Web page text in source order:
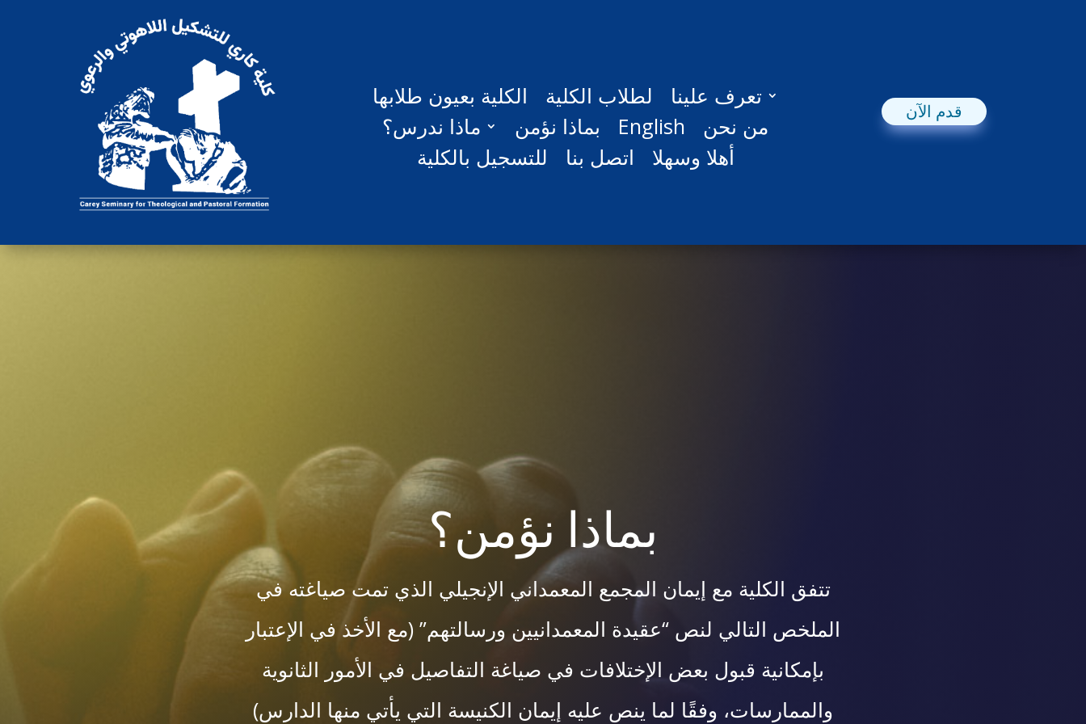
الكلية بعيون طلابها لطلاب الكلية
تعرف علينا
ماذا ندرس؟
بماذا نؤمن English
من نحن
للتسجيل بالكلية
اتصل بنا أهلا وسهلا
قدم الآن
بماذا نؤمن؟
تتفق الكلية مع إيمان المجمع المعمداني الإنجيلي الذي تمت صياغته في
الملخص التالي لنص “عقيدة المعمدانيين ورسالتهم” (مع الأخذ في الإعتبار
بإمكانية قبول بعض الإختلافات في صياغة التفاصيل في الأمور الثانوية
والممارسات، وفقًا لما ينص عليه إيمان الكنيسة التي يأتي منها الدارس)